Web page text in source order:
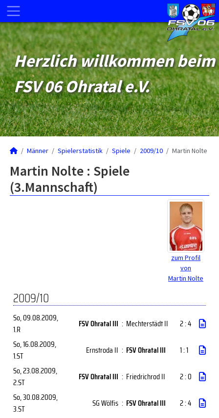
Herzlich willkommen beim
FSV 06 Ohratal e.V.
Männer Spielerstatistik Spiele 2009/10 Martin Nolte
Martin Nolte : Spiele
(3.Mannschaft)
zum Profil
von
Martin Nolte
2009/10
So, 09.08.2009,
1.R
FSV Ohratal III : Mechterstädt II
2 : 4
So, 16.08.2009,
1.ST
Ernstroda II : FSV Ohratal III
1 : 1
So, 23.08.2009,
2.ST
FSV Ohratal III : Friedrichrod II
2 : 0
So, 30.08.2009,
3.ST
SG Wölfis : FSV Ohratal III
2 : 4